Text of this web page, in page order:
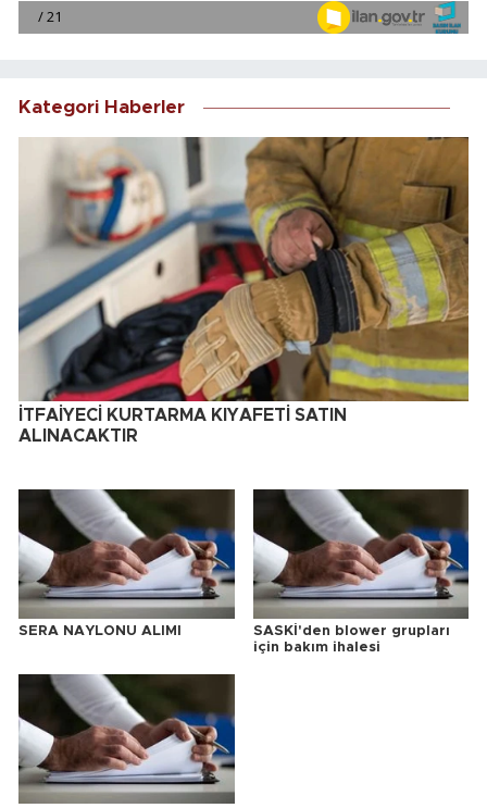
Kategori Haberler
İTFAİYECİ KURTARMA KIYAFETİ SATIN
ALINACAKTIR
SERA NAYLONU ALIMI
SASKİ'den blower grupları
için bakım ihalesi